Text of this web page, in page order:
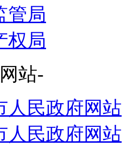
管局
权局
站-
人民政府网站
人民政府网站